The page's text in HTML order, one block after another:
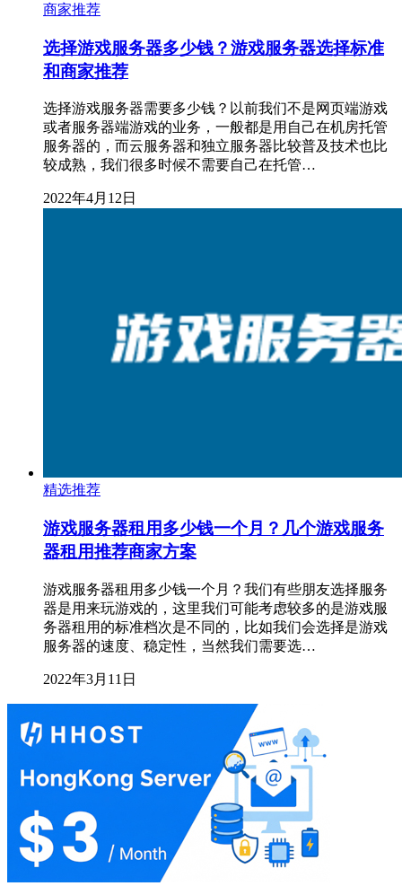
商家推荐
选择游戏服务器多少钱？游戏服务器选择标准
和商家推荐
选择游戏服务器需要多少钱？以前我们不是网页端游戏
或者服务器端游戏的业务，一般都是用自己在机房托管
服务器的，而云服务器和独立服务器比较普及技术也比
较成熟，我们很多时候不需要自己在托管…
2022年4月12日
精选推荐
游戏服务器租用多少钱一个月？几个游戏服务
器租用推荐商家方案
游戏服务器租用多少钱一个月？我们有些朋友选择服务
器是用来玩游戏的，这里我们可能考虑较多的是游戏服
务器租用的标准档次是不同的，比如我们会选择是游戏
服务器的速度、稳定性，当然我们需要选…
2022年3月11日